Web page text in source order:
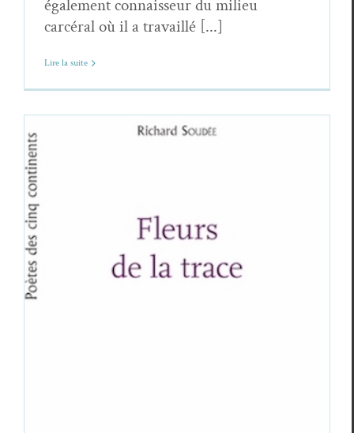
également connaisseur du milieu
carcéral où il a travaillé [...]
Lire la suite